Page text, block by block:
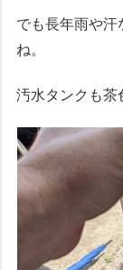
でも長年雨や
ね。
汚水タンクも茶